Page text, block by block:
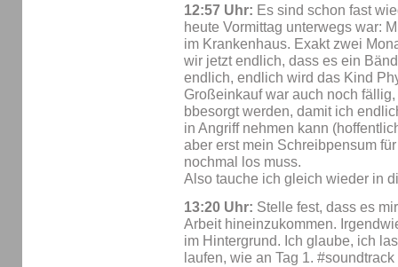
12:57 Uhr: Es sind schon fast
heute Vormittag unterwegs war:
im Krankenhaus. Exakt zwei
wir jetzt endlich, dass es ein
endlich, endlich wird das Kind
Großeinkauf war auch noch
bbesorgt werden, damit ich
in Angriff nehmen kann
aber erst mein Schreibpensum
nochmal los muss.
Also tauche ich gleich wieder in
13:20 Uhr: Stelle fest, dass es
Arbeit hineinzukommen.
im Hintergrund. Ich glaube, ich
laufen, wie an Tag 1. #soundtrack